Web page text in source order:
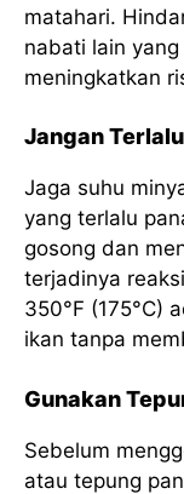
matahari.
nabati lain
meningkatkan
Jangan
Jaga suhu
yang terlalu
gosong dan
terjadinya
350°F (175°C)
ikan tanpa
Gunakan
Sebelum
atau tepung